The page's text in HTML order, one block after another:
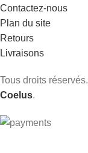
Contactez-nous
Plan du site
Retours
Livraisons
Tous droits réservés.
Coelus.